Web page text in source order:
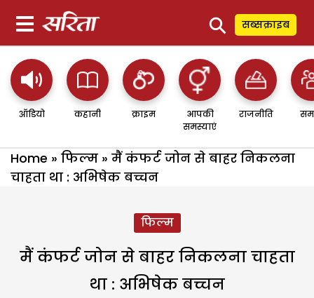
⚲ सब्सक्राइब
ऑडियो कहानी क्राइम
आपकी
समस्याएं
राजनीति
Home » फिल्म » मैं कंफर्ट जोन से बाहर निकलना
चाहता था : अभिषेक बच्चन
फिल्म
मैं कंफर्ट जोन से बाहर निकलना चाहता
था : अभिषेक बच्चन